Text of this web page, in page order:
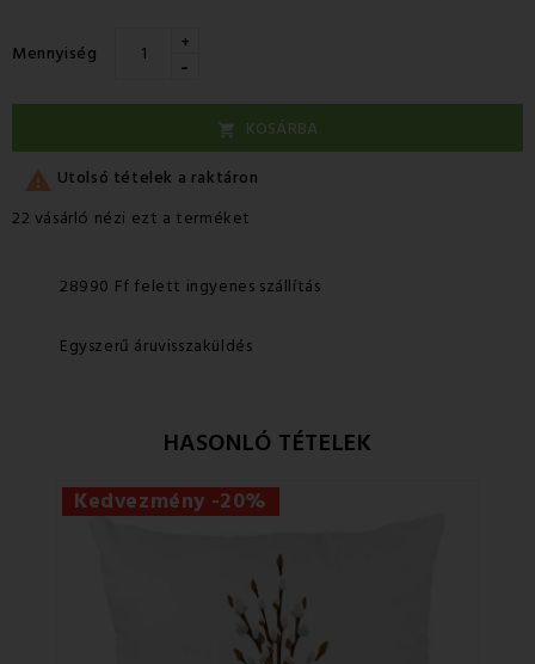
Mennyiség +
-
 KOSÁRBA
 Utolsó tételek a raktáron
22 vásárló nézi ezt a terméket
28990 Ff felett ingyenes szállítás
Egyszerű áruvisszaküldés
HASONLÓ TÉTELEK
Kedvezmény -20%